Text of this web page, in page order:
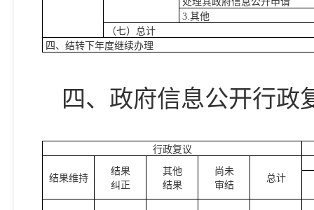
3.其他
（七）总计
四、结转下年度继续办理
四、政府信息公开行政
行政复议
结果维持
结果
纠正
其他
结果
尚未
审结
总计